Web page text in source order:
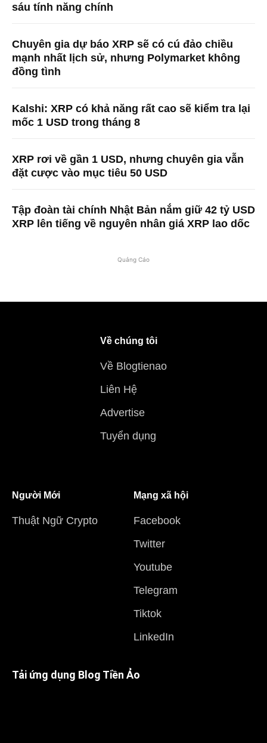
sáu tính năng chính
Chuyên gia dự báo XRP sẽ có cú đảo chiều
mạnh nhất lịch sử, nhưng Polymarket không
đồng tình
Kalshi: XRP có khả năng rất cao sẽ kiểm tra lại
mốc 1 USD trong tháng 8
XRP rơi về gần 1 USD, nhưng chuyên gia vẫn
đặt cược vào mục tiêu 50 USD
Tập đoàn tài chính Nhật Bản nắm giữ 42 tỷ USD
XRP lên tiếng về nguyên nhân giá XRP lao dốc
Quảng Cáo
Về chúng tôi
Về Blogtienao
Liên Hệ
Advertise
Tuyển dụng
Người Mới
Thuật Ngữ Crypto
Mạng xã hội
Facebook
Twitter
Youtube
Telegram
Tiktok
LinkedIn
Tải ứng dụng Blog Tiền Ảo